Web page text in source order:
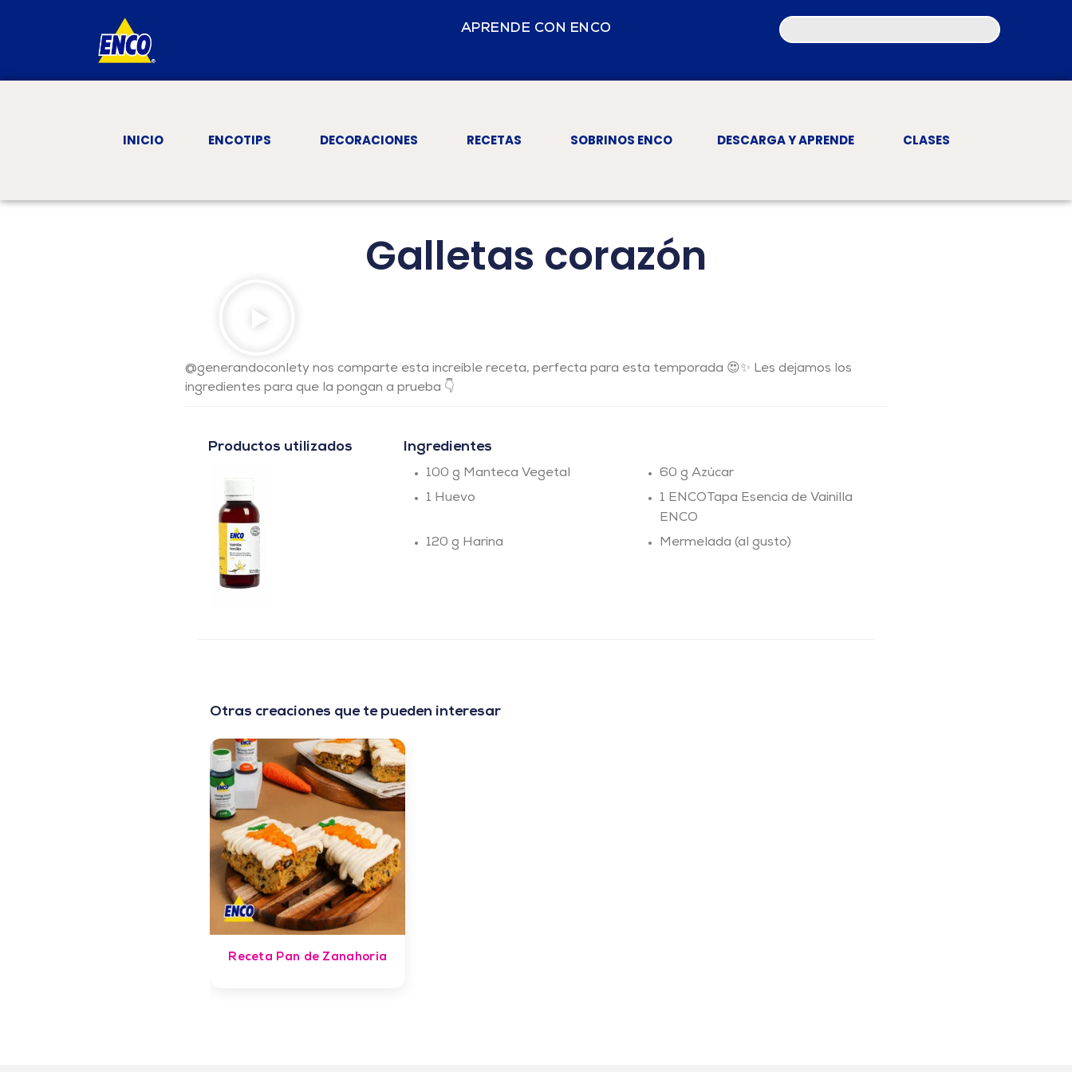
APRENDE CON ENCO
INICIO ENCOTIPS DECORACIONES RECETAS SOBRINOS ENCO DESCARGA Y APRENDE CLASES
Galletas corazón
@generandoconlety nos comparte esta increíble receta, perfecta para esta temporada 😍✨ Les dejamos los
ingredientes para que la pongan a prueba 👇
Productos utilizados Ingredientes
100 g Manteca Vegetal
60 g Azúcar
1 Huevo
1 ENCOTapa Esencia de Vainilla
ENCO
120 g Harina
Mermelada (al gusto)
Otras creaciones que te pueden interesar
Receta Pan de Zanahoria